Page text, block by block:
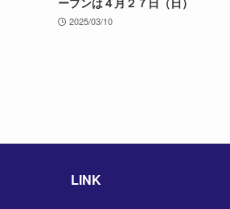
2025/03/10
LINK